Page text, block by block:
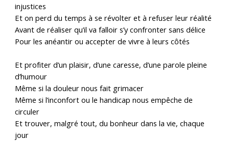
injustices
Et on perd du temps à se révolter et à refuser leur réalité
Avant de réaliser qu’il va falloir s’y confronter sans délice
Pour les anéantir ou accepter de vivre à leurs côtés
Et profiter d’un plaisir, d’une caresse, d’une parole pleine
d’humour
Même si la douleur nous fait grimacer
Même si l’inconfort ou le handicap nous empêche de
circuler
Et trouver, malgré tout, du bonheur dans la vie, chaque
jour